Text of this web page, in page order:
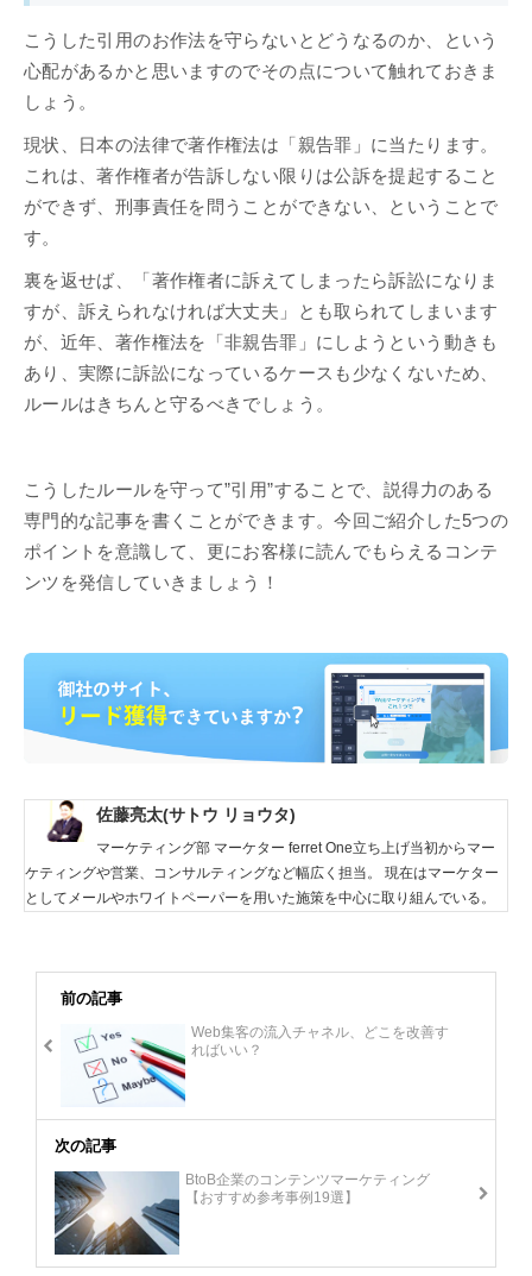
こうした引用のお作法を守らないとどうなるのか、という
心配があるかと思いますのでその点について触れておきま
しょう。
現状、日本の法律で著作権法は「親告罪」に当たります。
これは、著作権者が告訴しない限りは公訴を提起すること
ができず、刑事責任を問うことができない、ということで
す。
裏を返せば、「著作権者に訴えてしまったら訴訟になりま
すが、訴えられなければ大丈夫」とも取られてしまいます
が、近年、著作権法を「非親告罪」にしようという動きも
あり、実際に訴訟になっているケースも少なくないため、
ルールはきちんと守るべきでしょう。
こうしたルールを守って”引用”することで、説得力のある
専門的な記事を書くことができます。今回ご紹介した5つの
ポイントを意識して、更にお客様に読んでもらえるコンテ
ンツを発信していきましょう！
佐藤亮太(サトウ リョウタ)
マーケティング部 マーケター ferret One立ち上げ当初からマー
ケティングや営業、コンサルティングなど幅広く担当。 現在はマーケター
としてメールやホワイトペーパーを用いた施策を中心に取り組んでいる。
前の記事
Web集客の流入チャネル、どこを改善す
ればいい？
次の記事
BtoB企業のコンテンツマーケティング
【おすすめ参考事例19選】